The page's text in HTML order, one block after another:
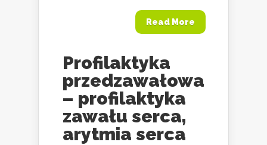
Read More
Profilaktyka
przedzawałowa
– profilaktyka
zawału serca,
arytmia serca